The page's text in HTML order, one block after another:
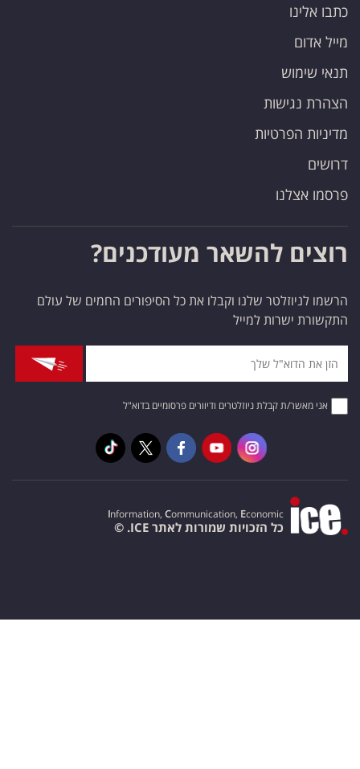
כתבו אלינו
מייל אדום
תנאי שימוש
הצהרת נגישות
מדיניות הפרטיות
דרושים
פרסמו אצלנו
רוצים להשאר מעודכנים?
הרשמו לניוזלטר שלנו וקבלו את כל הסיפורים החמים של עולם
התקשורת ישרות למייל
אני מאשר/ת קבלת ניוזלטרים ודיוורים פרסומיים בדוא"ל
Information, Communication, Economic
כל הזכויות שמורות לאתר ICE. ©